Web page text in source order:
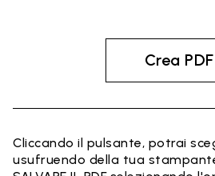
Crea PDF
Cliccando il pulsante, potrai
usufruendo della tua